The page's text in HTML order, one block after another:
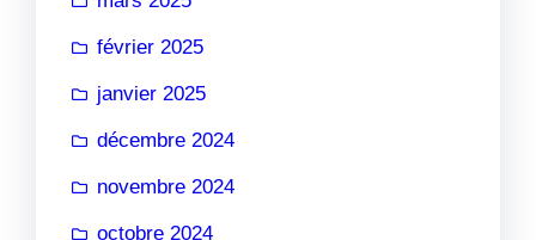
février 2025
janvier 2025
décembre 2024
novembre 2024
octobre 2024